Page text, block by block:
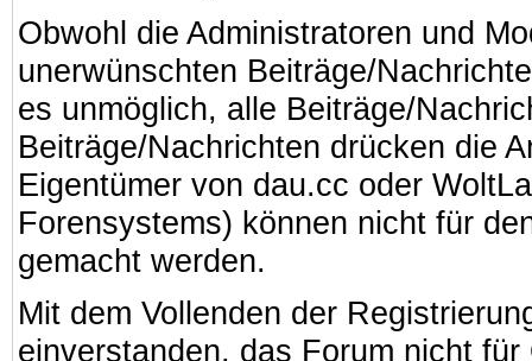
Obwohl die Administratoren und
unerwünschten Beiträge/
es unmöglich, alle Beiträge/
Beiträge/Nachrichten drücken die
Eigentümer von dau.cc oder
Forensystems) können nicht für
gemacht werden.
Mit dem Vollenden der
einverstanden, das Forum nicht